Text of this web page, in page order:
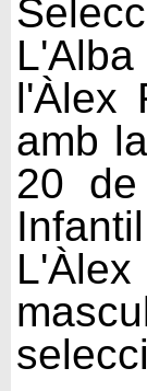
l'Àlex
amb
20